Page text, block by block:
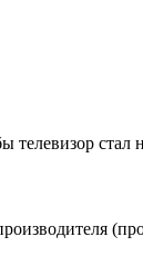
телевизор